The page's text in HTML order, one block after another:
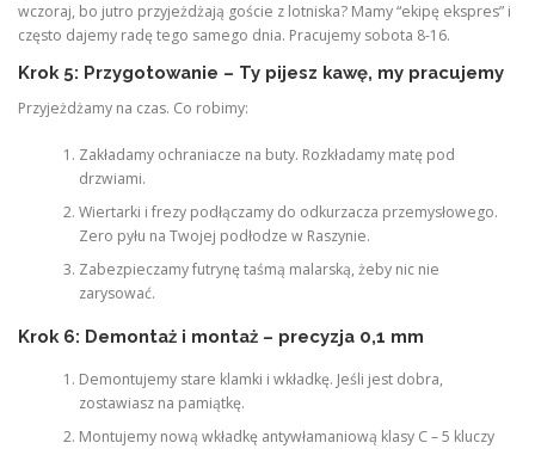
wczoraj, bo jutro przyjeżdżają goście z lotniska? Mamy “ekipę ekspres” i
często dajemy radę tego samego dnia. Pracujemy sobota 8-16.
Krok 5: Przygotowanie – Ty pijesz kawę, my pracujemy
Przyjeżdżamy na czas. Co robimy:
Zakładamy ochraniacze na buty. Rozkładamy matę pod
drzwiami.
Wiertarki i frezy podłączamy do odkurzacza przemysłowego.
Zero pyłu na Twojej podłodze w Raszynie.
Zabezpieczamy futrynę taśmą malarską, żeby nic nie
zarysować.
Krok 6: Demontaż i montaż – precyzja 0,1 mm
Demontujemy stare klamki i wkładkę. Jeśli jest dobra,
zostawiasz na pamiątkę.
Montujemy nową wkładkę antywłamaniową klasy C – 5 kluczy